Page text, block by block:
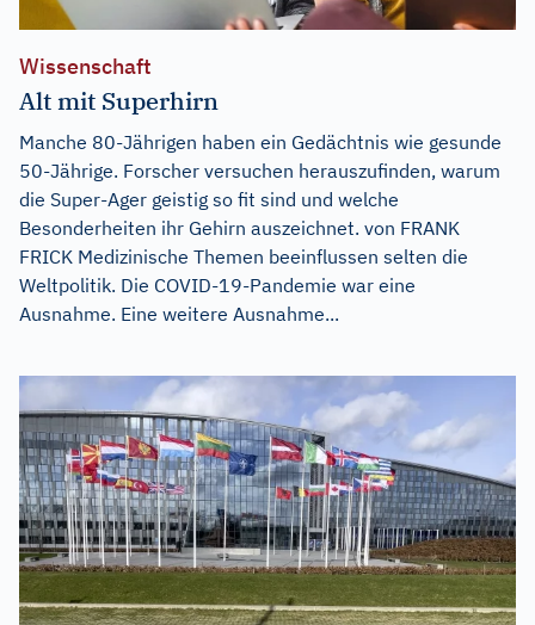
Wissenschaft
Alt mit Superhirn
Manche 80-Jährigen haben ein Gedächtnis wie gesunde
50-Jährige. Forscher versuchen herauszufinden, warum
die Super-Ager geistig so fit sind und welche
Besonderheiten ihr Gehirn auszeichnet. von FRANK
FRICK Medizinische Themen beeinflussen selten die
Weltpolitik. Die COVID-19-Pandemie war eine
Ausnahme. Eine weitere Ausnahme...